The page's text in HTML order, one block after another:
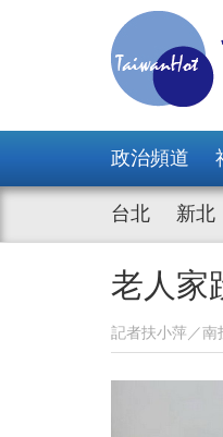
政治頻道
台北 新北
老人家
記者扶小萍／南